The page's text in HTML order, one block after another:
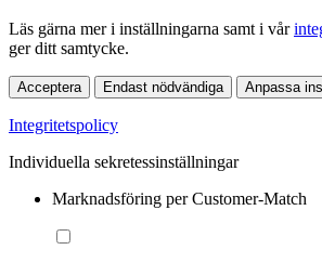
Läs gärna mer i inställningarna samt i vår
ger ditt samtycke.
Acceptera Endast nödvändiga Anpassa
Integritetspolicy
Individuella sekretessinställningar
Marknadsföring per Customer-Match